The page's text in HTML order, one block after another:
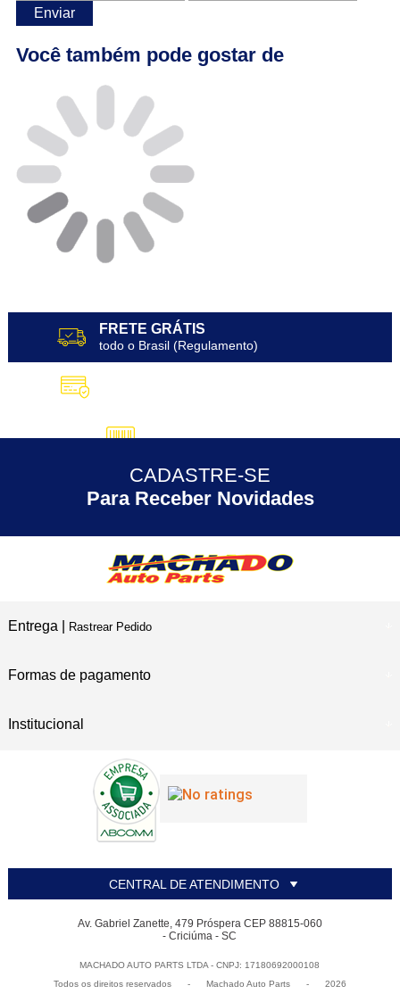
Enviar
Você também pode gostar de
FRETE GRÁTIS
todo o Brasil (Regulamento)
5% DESCONTO no Pix
30 ANOS
CADASTRE-SE
Para Receber Novidades
Entrega | Rastrear Pedido
Formas de pagamento
Institucional
CENTRAL DE ATENDIMENTO
Av. Gabriel Zanette, 479 Próspera CEP 88815-060
- Criciúma - SC
MACHADO AUTO PARTS LTDA - CNPJ: 17180692000108
Todos os direitos reservados
- Machado Auto Parts - 2026